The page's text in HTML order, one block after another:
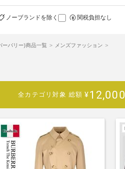
ノーブランドを除く
関税負担なし
ーバリー)商品一覧
メンズファッション
全カテゴリ対象 総額 ¥12,000